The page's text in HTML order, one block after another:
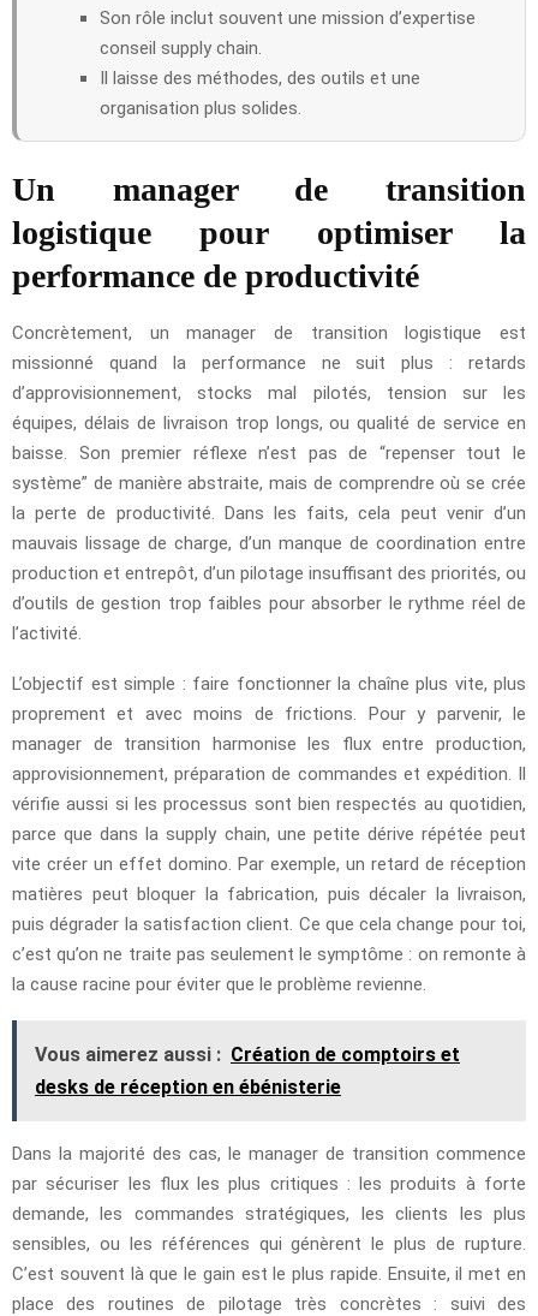
Son rôle inclut souvent une mission d’expertise
conseil supply chain.
Il laisse des méthodes, des outils et une
organisation plus solides.
Un manager de transition
logistique pour optimiser la
performance de productivité
Concrètement, un manager de transition logistique est
missionné quand la performance ne suit plus : retards
d’approvisionnement, stocks mal pilotés, tension sur les
équipes, délais de livraison trop longs, ou qualité de service en
baisse. Son premier réflexe n’est pas de “repenser tout le
système” de manière abstraite, mais de comprendre où se crée
la perte de productivité. Dans les faits, cela peut venir d’un
mauvais lissage de charge, d’un manque de coordination entre
production et entrepôt, d’un pilotage insuffisant des priorités, ou
d’outils de gestion trop faibles pour absorber le rythme réel de
l’activité.
L’objectif est simple : faire fonctionner la chaîne plus vite, plus
proprement et avec moins de frictions. Pour y parvenir, le
manager de transition harmonise les flux entre production,
approvisionnement, préparation de commandes et expédition. Il
vérifie aussi si les processus sont bien respectés au quotidien,
parce que dans la supply chain, une petite dérive répétée peut
vite créer un effet domino. Par exemple, un retard de réception
matières peut bloquer la fabrication, puis décaler la livraison,
puis dégrader la satisfaction client. Ce que cela change pour toi,
c’est qu’on ne traite pas seulement le symptôme : on remonte à
la cause racine pour éviter que le problème revienne.
Vous aimerez aussi : Création de comptoirs et
desks de réception en ébénisterie
Dans la majorité des cas, le manager de transition commence
par sécuriser les flux les plus critiques : les produits à forte
demande, les commandes stratégiques, les clients les plus
sensibles, ou les références qui génèrent le plus de rupture.
C’est souvent là que le gain est le plus rapide. Ensuite, il met en
place des routines de pilotage très concrètes : suivi des